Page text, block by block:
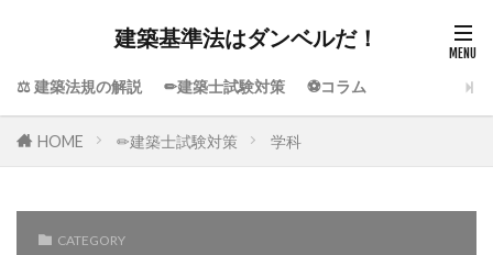
建築基準法はダンベルだ！
⚖️ 建築法規の解説 ✏建築士試験対策 ⚽コラム
HOME ✏建築士試験対策 学科
CATEGORY